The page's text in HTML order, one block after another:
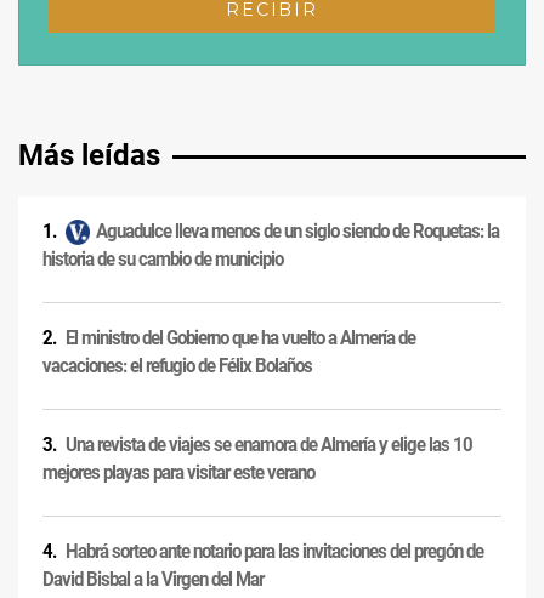
Más leídas
Aguadulce lleva menos de un siglo siendo de Roquetas: la
historia de su cambio de municipio
El ministro del Gobierno que ha vuelto a Almería de
vacaciones: el refugio de Félix Bolaños
Una revista de viajes se enamora de Almería y elige las 10
mejores playas para visitar este verano
Habrá sorteo ante notario para las invitaciones del pregón de
David Bisbal a la Virgen del Mar